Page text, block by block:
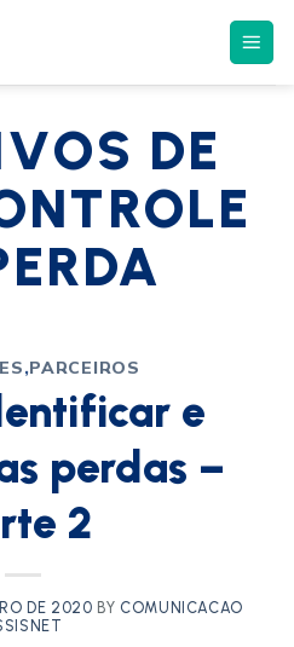
DE
,PARCEIROS
e
perdas –
2
DE 2020 BY COMUNICACAO